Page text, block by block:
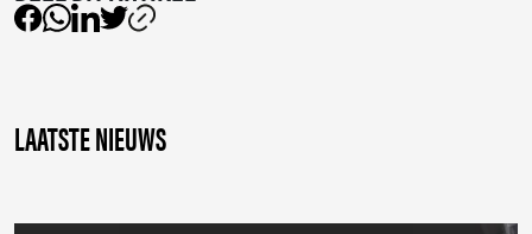
LAATSTE NIEUWS